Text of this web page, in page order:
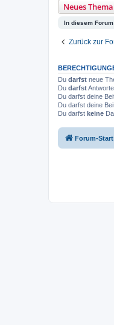
Neues Thema
In diesem
Zurück zur
Du darfst neue
Du darfst
Du darfst deine
Du darfst deine
Du darfst keine
Forum-